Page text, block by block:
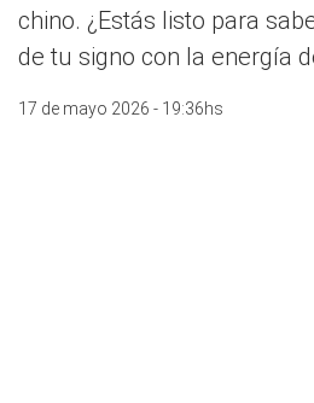
chino. ¿Estás listo para
de tu signo con la energía
17 de mayo 2026 - 19:36hs